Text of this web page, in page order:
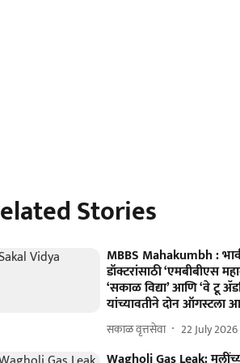
Stories
MBBS Mahakumbh :
डॉक्टरांसाठी ‘एमबीबीएस
‘सकाळ विद्या’ आणि ‘वे टू
यांच्यावतीने दोन ऑगस्टला
सकाळ वृत्तसेवा 22 July 2026